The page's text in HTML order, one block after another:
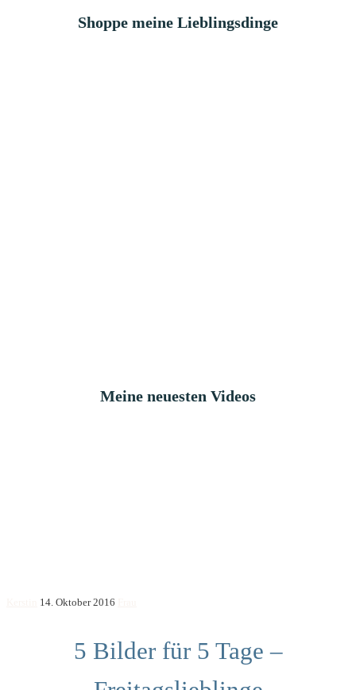
Shoppe meine Lieblingsdinge
Meine neuesten Videos
14. Oktober 2016
5 Bilder für 5 Tage –